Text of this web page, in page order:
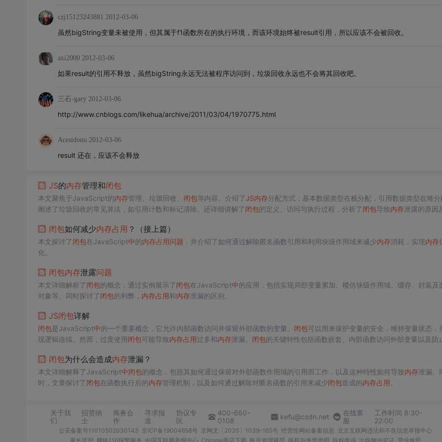
czj15123243881 2012-03-06
虽然bigString变量未被使用，但其属于f1函数所在的执行环境，而该环境始终被result引用，所以应该不会被回收。
axi2000 2012-03-06
如果result的引用不释放，虽然bigString永远无法被程序访问到，垃圾回收永远也不会将其回收吧。
三石-gary 2012-03-06
http://www.cnblogs.com/likehua/archive/2011/03/04/1970775.html
Acesidonu 2012-03-06
result 还在，应该不会释放
JS的内存管理和闭包
本文聚焦于JavaScript的内存管理、垃圾回收、 闭包等内容。介绍了JS内存分配方式，基本数据类型在栈分配，引用数据类型在堆分
阐述了垃圾回收的常见算法，如引用计数和标记清除。还详细讲解了闭包的定义、访问与执行过程，分析了闭包导致内存泄露的原因
闭包如何减少内存占用 ？（接上篇）
本文探讨了闭包在JavaScript中的内存占用问题 ，并介绍了如何通过解除匿名函数引用和利用块级作用域来减少内存消耗，实现内存
化。
闭包内存泄露问题
本文详细解析了闭包的概念，通过实例展示了闭包在JavaScript中的应用，包括实现局部变量累加、模仿块级作用域、缓存、封装及
对象等。同时探讨了闭包的利弊， 内存占用和内存泄漏的区别。
JS闭包详解
闭包是JavaScript中的一个重要概念，它允许内部函数访问并保留外部函数的变量。 闭包可以用来保护变量的安全，维持变量状态，
现逻辑连续。然而，过度使用闭包可能导致内存占用过多和内存泄漏。 闭包的关键特性包括函数嵌套、内部函数访问外部变量以及防
编程至关重要。
闭包为什么会造成内存泄漏？
本文详细解释了JavaScript中闭包的概念，包括其如何通过保留对外部函数作用域的引用而工作，以及这种特性如何导致内存泄漏。
时，文章探讨了闭包在函数执行后的内存管理机制，以及如何通过解除对匿名函数的引用来减少闭包造成的内存占用
关于我
们
招贤纳
士
商务合
作
寻求报
道
协议专
区
400-660-
0108
kefu@csdn.net
在线客
服
工作时间 8:30-
22:00
公安备案号11010502030143 京ICP备19004658号 京网文〔2020〕1039-165号 经营性网站备案信息 北京互联网违法和不良信息举报中心
家长监护 网络110报警服务 中国互联网举报中心 Chrome商店下载 账号管理规范 版权与免责声明 版权申诉 出版物许可证 营业执照